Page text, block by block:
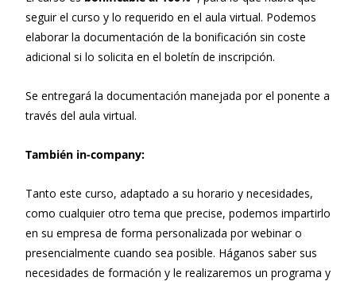
seguir el curso y lo requerido en el aula virtual. Podemos
elaborar la documentación de la bonificación sin coste
adicional si lo solicita en el boletín de inscripción.
Se entregará la documentación manejada por el ponente a
través del aula virtual.
También in-company:
Tanto este curso, adaptado a su horario y necesidades,
como cualquier otro tema que precise, podemos impartirlo
en su empresa de forma personalizada por webinar o
presencialmente cuando sea posible. Háganos saber sus
necesidades de formación y le realizaremos un programa y